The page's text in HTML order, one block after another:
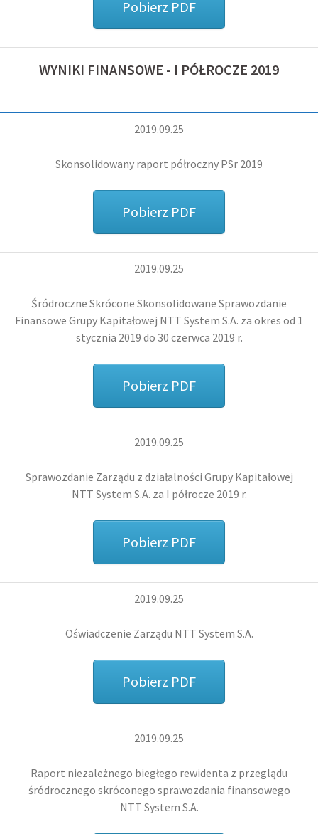
Pobierz PDF
WYNIKI FINANSOWE - I PÓŁROCZE 2019
2019.09.25
Skonsolidowany raport półroczny PSr 2019
Pobierz PDF
2019.09.25
Śródroczne Skrócone Skonsolidowane Sprawozdanie
Finansowe Grupy Kapitałowej NTT System S.A. za okres od 1
stycznia 2019 do 30 czerwca 2019 r.
Pobierz PDF
2019.09.25
Sprawozdanie Zarządu z działalności Grupy Kapitałowej
NTT System S.A. za I półrocze 2019 r.
Pobierz PDF
2019.09.25
Oświadczenie Zarządu NTT System S.A.
Pobierz PDF
2019.09.25
Raport niezależnego biegłego rewidenta z przeglądu
śródrocznego skróconego sprawozdania finansowego
NTT System S.A.